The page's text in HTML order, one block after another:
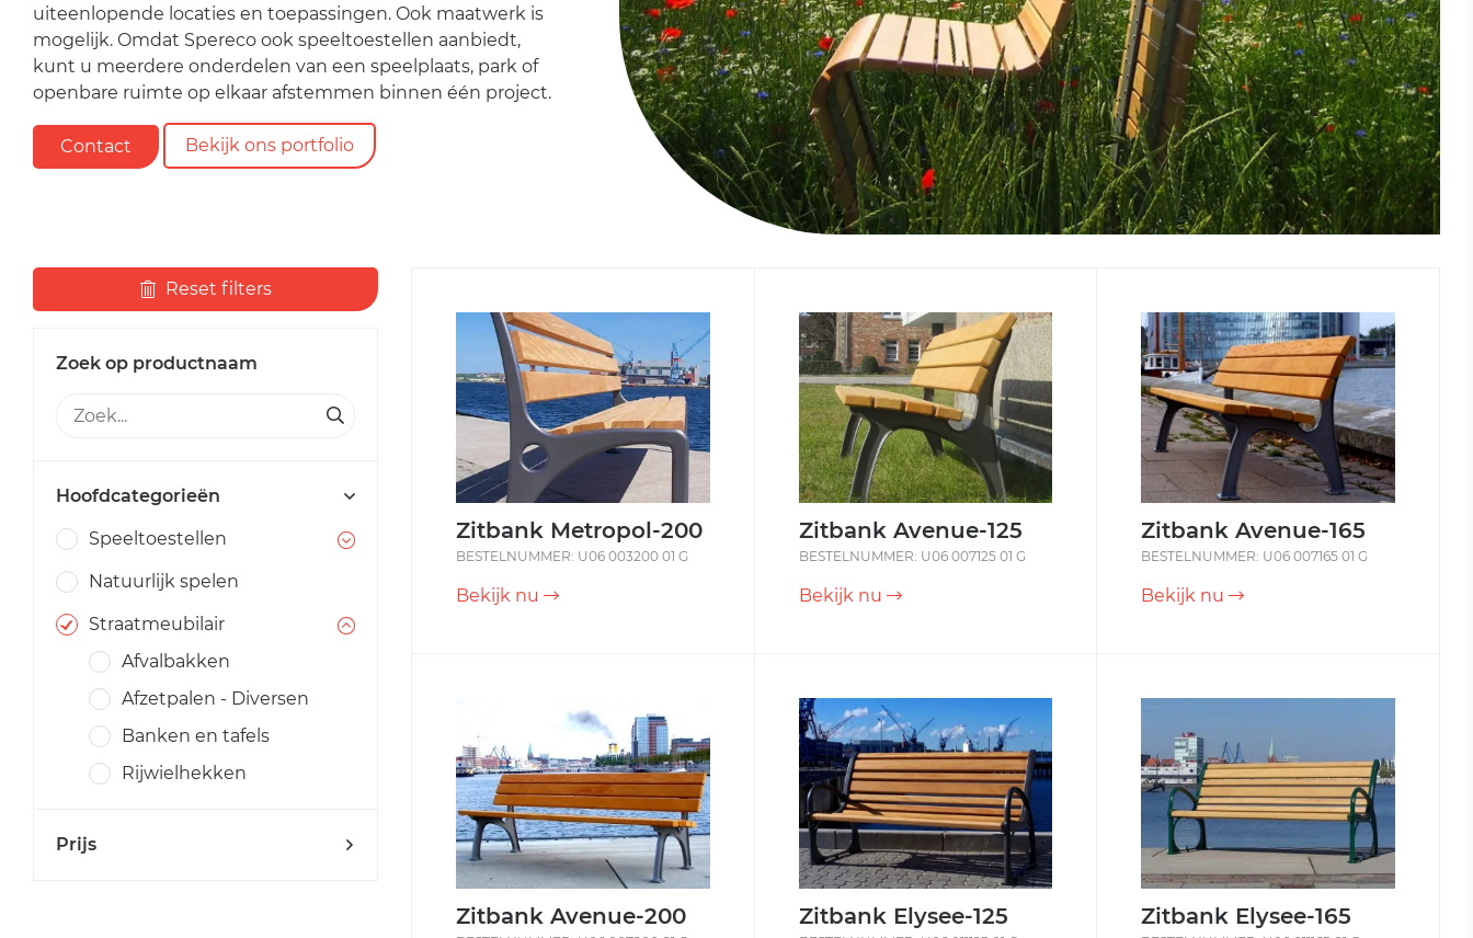
uiteenlopende locaties en toepassingen. Ook maatwerk is
mogelijk. Omdat Spereco ook speeltoestellen aanbiedt,
kunt u meerdere onderdelen van een speelplaats, park of
openbare ruimte op elkaar afstemmen binnen één project.
Contact Bekijk ons portfolio
Reset filters
Zoek op productnaam
Hoofdcategorieën
Speeltoestellen
Natuurlijk spelen
Straatmeubilair
Afvalbakken
Afzetpalen - Diversen
Banken en tafels
Rijwielhekken
Prijs
Zitbank Metropol-200
BESTELNUMMER: U06 003200 01 G
Bekijk nu
Zitbank Avenue-125
BESTELNUMMER: U06 007125 01 G
Bekijk nu
Zitbank Avenue-165
BESTELNUMMER: U06 007165 01 G
Bekijk nu
Zitbank Avenue-200 Zitbank Elysee-125 Zitbank Elysee-165